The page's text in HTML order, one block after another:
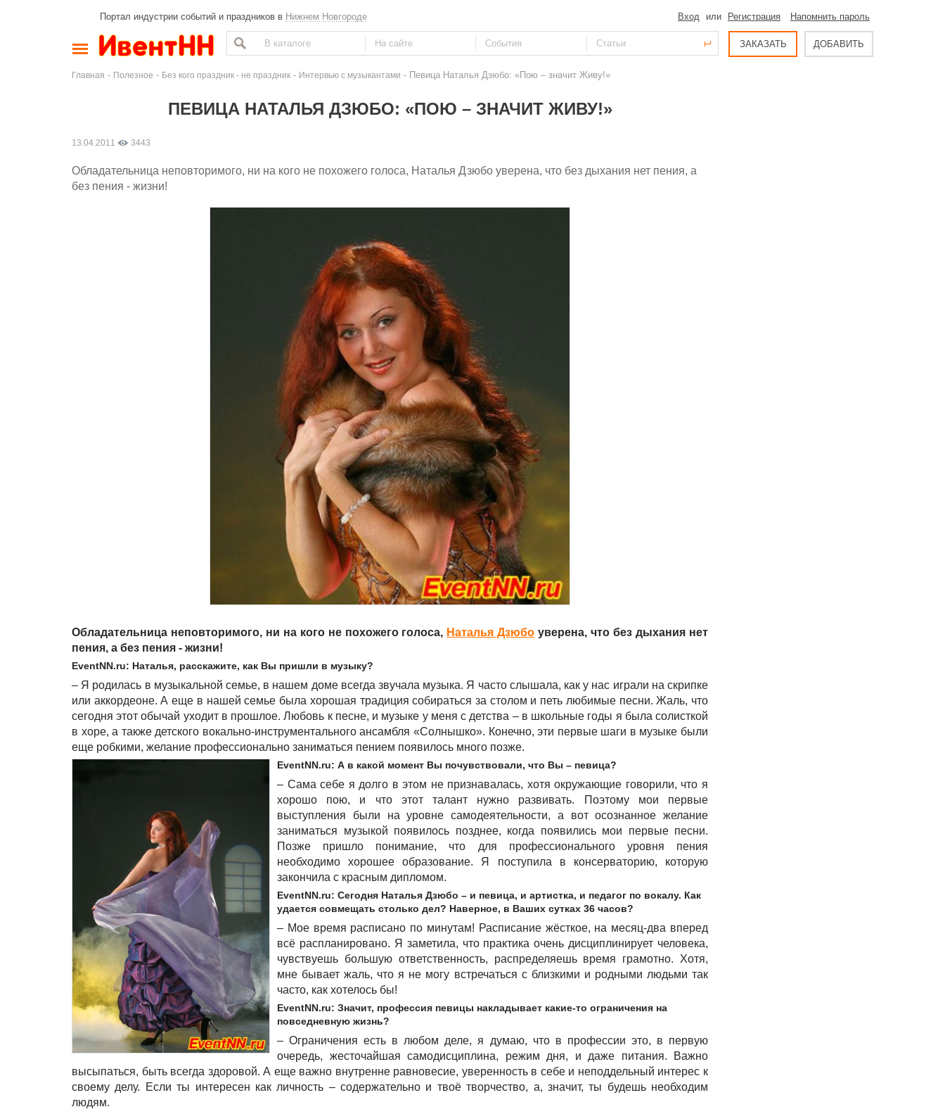
Портал индустрии событий и праздников в Нижнем Новгороде Вход или Регистрация Напомнить пароль
ЗАКАЗАТЬ ДОБАВИТЬ
Главная - Полезное - Без кого праздник - не праздник - Интервью с музыкантами - Певица Наталья Дзюбо: «Пою – значит Живу!»
ПЕВИЦА НАТАЛЬЯ ДЗЮБО: «ПОЮ – ЗНАЧИТ ЖИВУ!»
13.04.2011 3443
Обладательница неповторимого, ни на кого не похожего голоса, Наталья Дзюбо уверена, что без дыхания нет пения, а
без пения - жизни!
Обладательница неповторимого, ни на кого не похожего голоса, Наталья Дзюбо уверена, что без дыхания нет
пения, а без пения - жизни!
EventNN.ru: Наталья, расскажите, как Вы пришли в музыку?
– Я родилась в музыкальной семье, в нашем доме всегда звучала музыка. Я часто слышала, как у нас играли на скрипке
или аккордеоне. А еще в нашей семье была хорошая традиция собираться за столом и петь любимые песни. Жаль, что
сегодня этот обычай уходит в прошлое. Любовь к песне, и музыке у меня с детства – в школьные годы я была солисткой
в хоре, а также детского вокально-инструментального ансамбля «Солнышко». Конечно, эти первые шаги в музыке были
еще робкими, желание профессионально заниматься пением появилось много позже.
EventNN.ru: А в какой момент Вы почувствовали, что Вы – певица?
– Сама себе я долго в этом не признавалась, хотя окружающие говорили, что я
хорошо пою, и что этот талант нужно развивать. Поэтому мои первые
выступления были на уровне самодеятельности, а вот осознанное желание
заниматься музыкой появилось позднее, когда появились мои первые песни.
Позже пришло понимание, что для профессионального уровня пения
необходимо хорошее образование. Я поступила в консерваторию, которую
закончила с красным дипломом.
EventNN.ru: Сегодня Наталья Дзюбо – и певица, и артистка, и педагог по вокалу. Как
удается совмещать столько дел? Наверное, в Ваших сутках 36 часов?
– Мое время расписано по минутам! Расписание жёсткое, на месяц-два вперед
всё распланировано. Я заметила, что практика очень дисциплинирует человека,
чувствуешь большую ответственность, распределяешь время грамотно. Хотя,
мне бывает жаль, что я не могу встречаться с близкими и родными людьми так
часто, как хотелось бы!
EventNN.ru: Значит, профессия певицы накладывает какие-то ограничения на
повседневную жизнь?
– Ограничения есть в любом деле, я думаю, что в профессии это, в первую
очередь, жесточайшая самодисциплина, режим дня, и даже питания. Важно
высыпаться, быть всегда здоровой. А еще важно внутренне равновесие, уверенность в себе и неподдельный интерес к
своему делу. Если ты интересен как личность – содержательно и твоё творчество, а, значит, ты будешь необходим
людям.